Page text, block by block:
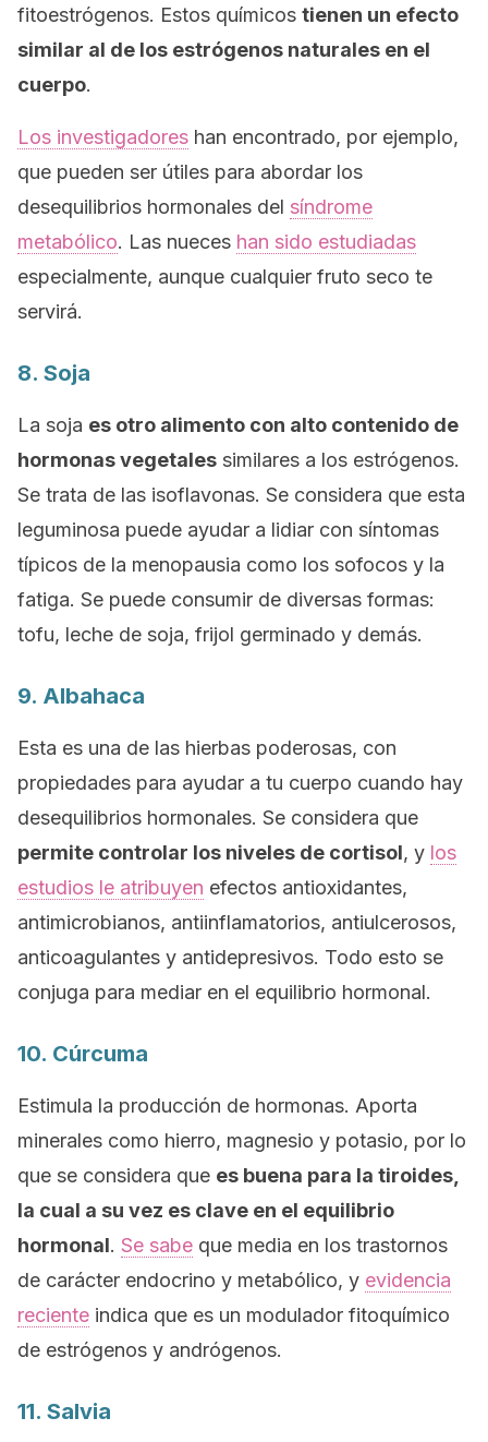
fitoestrógenos. Estos químicos tienen un efecto
similar al de los estrógenos naturales en el
cuerpo.
Los investigadores han encontrado, por ejemplo,
que pueden ser útiles para abordar los
desequilibrios hormonales del síndrome
metabólico. Las nueces han sido estudiadas
especialmente, aunque cualquier fruto seco te
servirá.
8. Soja
La soja es otro alimento con alto contenido de
hormonas vegetales similares a los estrógenos.
Se trata de las isoflavonas. Se considera que esta
leguminosa puede ayudar a lidiar con síntomas
típicos de la menopausia como los sofocos y la
fatiga. Se puede consumir de diversas formas:
tofu, leche de soja, frijol germinado y demás.
9. Albahaca
Esta es una de las hierbas poderosas, con
propiedades para ayudar a tu cuerpo cuando hay
desequilibrios hormonales. Se considera que
permite controlar los niveles de cortisol, y los
estudios le atribuyen efectos antioxidantes,
antimicrobianos, antiinflamatorios, antiulcerosos,
anticoagulantes y antidepresivos. Todo esto se
conjuga para mediar en el equilibrio hormonal.
10. Cúrcuma
Estimula la producción de hormonas. Aporta
minerales como hierro, magnesio y potasio, por lo
que se considera que es buena para la tiroides,
la cual a su vez es clave en el equilibrio
hormonal. Se sabe que media en los trastornos
de carácter endocrino y metabólico, y evidencia
reciente indica que es un modulador fitoquímico
de estrógenos y andrógenos.
11. Salvia